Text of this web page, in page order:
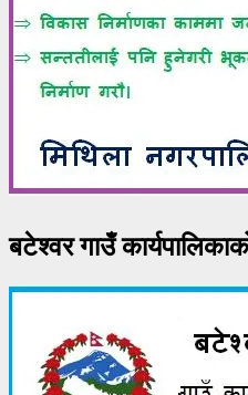
बटेश्वर गाउँ